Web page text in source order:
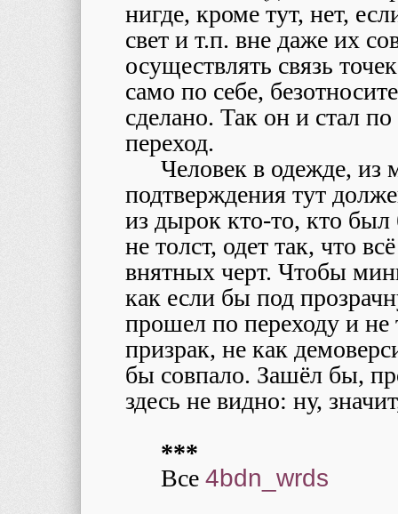
нигде, кроме тут, нет,
свет и т.п. вне даже их
осуществлять связь
само по себе,
сделано. Так он и стал
переход.
Человек в одежде, из
подтверждения тут
из дырок кто-то, кто
не толст, одет так, что
внятных черт. Чтобы
как если бы под
прошел по переходу и
призрак, не как
бы совпало. Зашёл бы,
здесь не видно: ну,
***
Все 4bdn_wrds